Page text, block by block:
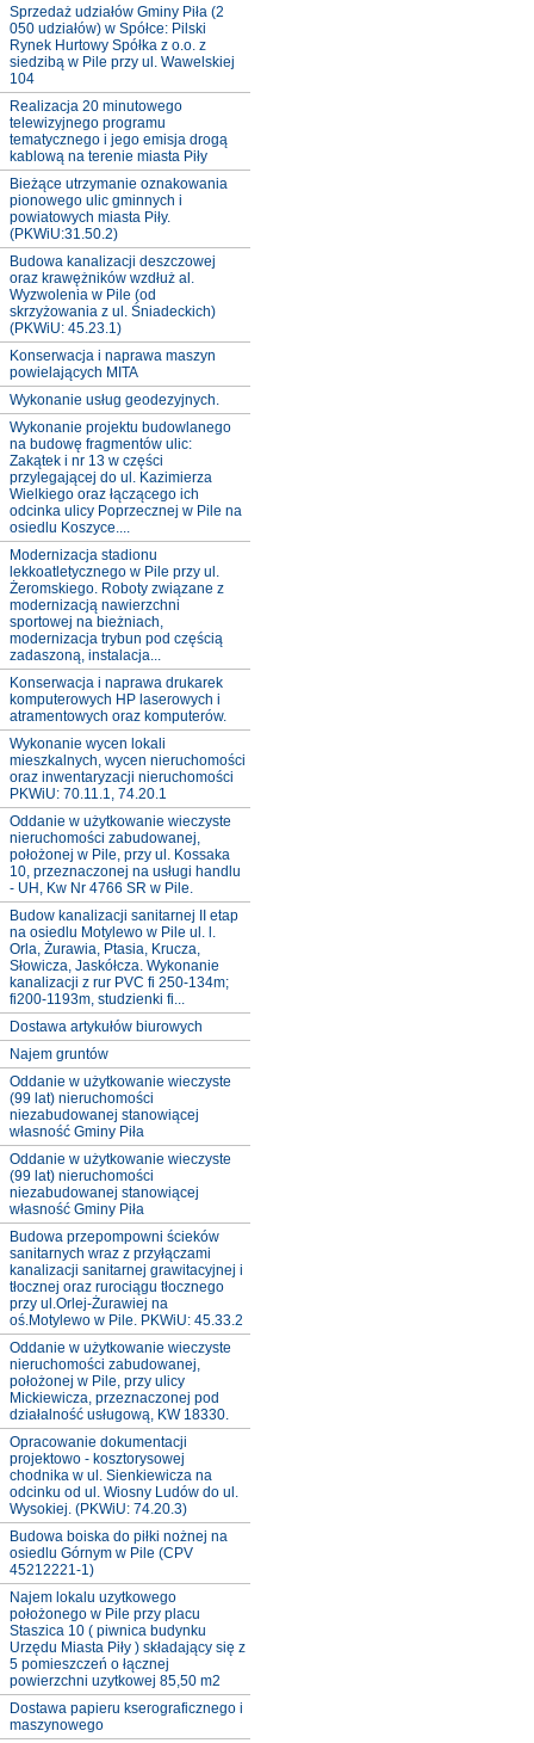
Sprzedaż udziałów Gminy Piła (2
050 udziałów) w Spółce: Pilski
Rynek Hurtowy Spółka z o.o. z
siedzibą w Pile przy ul. Wawelskiej
104
Realizacja 20 minutowego
telewizyjnego programu
tematycznego i jego emisja drogą
kablową na terenie miasta Piły
Bieżące utrzymanie oznakowania
pionowego ulic gminnych i
powiatowych miasta Piły.
(PKWiU:31.50.2)
Budowa kanalizacji deszczowej
oraz krawężników wzdłuż al.
Wyzwolenia w Pile (od
skrzyżowania z ul. Śniadeckich)
(PKWiU: 45.23.1)
Konserwacja i naprawa maszyn
powielających MITA
Wykonanie usług geodezyjnych.
Wykonanie projektu budowlanego
na budowę fragmentów ulic:
Zakątek i nr 13 w części
przylegającej do ul. Kazimierza
Wielkiego oraz łączącego ich
odcinka ulicy Poprzecznej w Pile na
osiedlu Koszyce....
Modernizacja stadionu
lekkoatletycznego w Pile przy ul.
Żeromskiego. Roboty związane z
modernizacją nawierzchni
sportowej na bieżniach,
modernizacja trybun pod częścią
zadaszoną, instalacja...
Konserwacja i naprawa drukarek
komputerowych HP laserowych i
atramentowych oraz komputerów.
Wykonanie wycen lokali
mieszkalnych, wycen nieruchomości
oraz inwentaryzacji nieruchomości
PKWiU: 70.11.1, 74.20.1
Oddanie w użytkowanie wieczyste
nieruchomości zabudowanej,
położonej w Pile, przy ul. Kossaka
10, przeznaczonej na usługi handlu
- UH, Kw Nr 4766 SR w Pile.
Budow kanalizacji sanitarnej II etap
na osiedlu Motylewo w Pile ul. l.
Orla, Żurawia, Ptasia, Krucza,
Słowicza, Jaskółcza. Wykonanie
kanalizacji z rur PVC fi 250-134m;
fi200-1193m, studzienki fi...
Dostawa artykułów biurowych
Najem gruntów
Oddanie w użytkowanie wieczyste
(99 lat) nieruchomości
niezabudowanej stanowiącej
własność Gminy Piła
Oddanie w użytkowanie wieczyste
(99 lat) nieruchomości
niezabudowanej stanowiącej
własność Gminy Piła
Budowa przepompowni ścieków
sanitarnych wraz z przyłączami
kanalizacji sanitarnej grawitacyjnej i
tłocznej oraz rurociągu tłocznego
przy ul.Orlej-Żurawiej na
oś.Motylewo w Pile. PKWiU: 45.33.2
Oddanie w użytkowanie wieczyste
nieruchomości zabudowanej,
położonej w Pile, przy ulicy
Mickiewicza, przeznaczonej pod
działalność usługową, KW 18330.
Opracowanie dokumentacji
projektowo - kosztorysowej
chodnika w ul. Sienkiewicza na
odcinku od ul. Wiosny Ludów do ul.
Wysokiej. (PKWiU: 74.20.3)
Budowa boiska do piłki nożnej na
osiedlu Górnym w Pile (CPV
45212221-1)
Najem lokalu uzytkowego
położonego w Pile przy placu
Staszica 10 ( piwnica budynku
Urzędu Miasta Piły ) składający się z
5 pomieszczeń o łącznej
powierzchni uzytkowej 85,50 m2
Dostawa papieru kserograficznego i
maszynowego